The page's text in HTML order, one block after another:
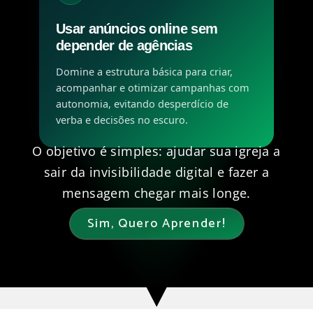
Usar anúncios online sem
depender de agências
Domine a estrutura básica para criar,
acompanhar e otimizar campanhas com
autonomia, evitando desperdício de
verba e decisões no escuro.
O objetivo é simples: ajudar sua igreja a
sair da invisibilidade digital e fazer a
mensagem chegar mais longe.
Sim, Quero Aprender!